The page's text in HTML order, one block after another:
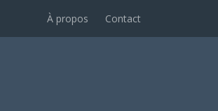
À propos Contact